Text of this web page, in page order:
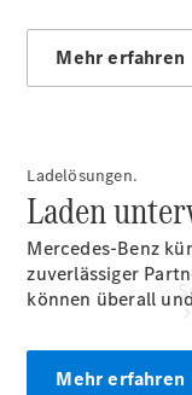
Mehr erfahren
Ladelösungen.
Laden
Mercedes-Benz
zuverlässiger
können überall
Mehr erfahren